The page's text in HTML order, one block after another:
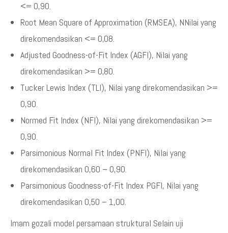
<= 0,90.
Root Mean Square of Approximation (RMSEA), NNilai yang
direkomendasikan <= 0,08.
Adjusted Goodness-of-Fit Index (AGFI), Nilai yang
direkomendasikan >= 0,80.
Tucker Lewis Index (TLI), Nilai yang direkomendasikan >=
0,90.
Normed Fit Index (NFI), Nilai yang direkomendasikan >=
0,90.
Parsimonious Normal Fit Index (PNFI), Nilai yang
direkomendasikan 0,60 – 0,90.
Parsimonious Goodness-of-Fit Index PGFI, Nilai yang
direkomendasikan 0,50 – 1,00.
Imam gozali model persamaan struktural Selain uji